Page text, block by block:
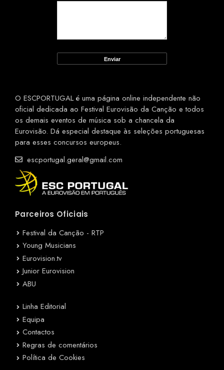
O ESCPORTUGAL é uma página online independente não
oficial dedicada ao Festival Eurovisão da Canção e todos
os demais eventos de música sob a chancela da
Eurovisão. Dá especial destaque às seleções portuguesas
para esses concursos europeus.
escportugal.geral@gmail.com
Parceiros Oficiais
Festival da Canção - RTP
Young Musicians
Eurovision.tv
Junior Eurovision
ABU
Linha Editorial
Equipa
Contactos
Regras de comentários
Política de Cookies